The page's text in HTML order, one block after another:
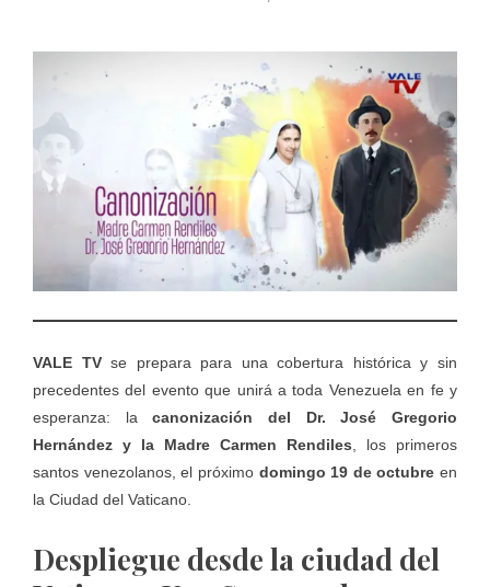
VALE TVse prepara para una cobertura histórica y sin
precedentes del evento que unirá a toda Venezuela en fe y
esperanza: lacanonización del Dr. José Gregorio
Hernández y la Madre Carmen Rendiles , los primeros
santos venezolanos, el próximo domingo 19 de octubre en
la Ciudad del Vaticano.
Despliegue desde la ciudad del